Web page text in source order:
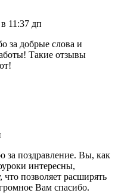
11:37 дп
за добрые слова и
Такие отзывы
за поздравление. Вы, как
интересны,
позволяет расширять
Вам спасибо.